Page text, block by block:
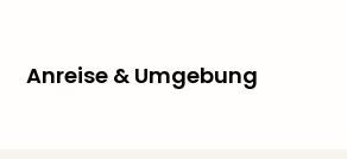
Anreise & Umgebung